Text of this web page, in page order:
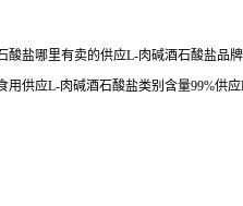
盐哪里有卖的供应L-肉碱酒石酸盐品
供应L-肉碱酒石酸盐类别含量99%供